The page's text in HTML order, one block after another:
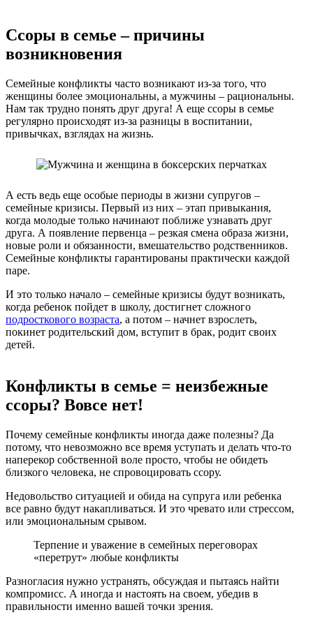
Ссоры в семье – причины
возникновения
Семейные конфликты часто возникают из-за того, что
женщины более эмоциональны, а мужчины – рациональны.
Нам так трудно понять друг друга! А еще ссоры в семье
регулярно происходят из-за разницы в воспитании,
привычках, взглядах на жизнь.
А есть ведь еще особые периоды в жизни супругов –
семейные кризисы. Первый из них – этап привыкания,
когда молодые только начинают поближе узнавать друг
друга. А появление первенца – резкая смена образа жизни,
новые роли и обязанности, вмешательство родственников.
Семейные конфликты гарантированы практически каждой
паре.
И это только начало – семейные кризисы будут возникать,
когда ребенок пойдет в школу, достигнет сложного
подросткового возраста, а потом – начнет взрослеть,
покинет родительский дом, вступит в брак, родит своих
детей.
Конфликты в семье = неизбежные
ссоры? Вовсе нет!
Почему семейные конфликты иногда даже полезны? Да
потому, что невозможно все время уступать и делать что-то
наперекор собственной воле просто, чтобы не обидеть
близкого человека, не спровоцировать ссору.
Недовольство ситуацией и обида на супруга или ребенка
все равно будут накапливаться. И это чревато или стрессом,
или эмоциональным срывом.
Терпение и уважение в семейных переговорах
«перетрут» любые конфликты
Разногласия нужно устранять, обсуждая и пытаясь найти
компромисс. А иногда и настоять на своем, убедив в
правильности именно вашей точки зрения.